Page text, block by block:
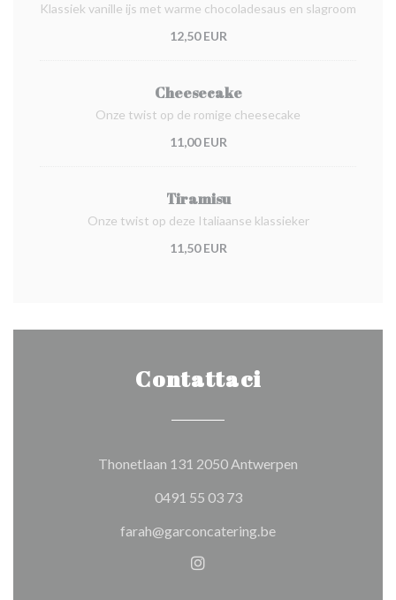
Klassiek vanille ijs met warme chocoladesaus en slagroom
12,50 EUR
Cheesecake
Onze twist op de romige cheesecake
11,00 EUR
Tiramisu
Onze twist op deze Italiaanse klassieker
11,50 EUR
Contattaci
Thonetlaan 131 2050 Antwerpen
0491 55 03 73
farah@garconcatering.be
Instagram ((apre una nuova